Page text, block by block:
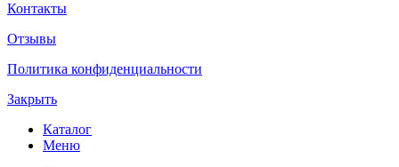
Контакты
Отзывы
Политика конфиденциальности
Закрыть
Каталог
Меню